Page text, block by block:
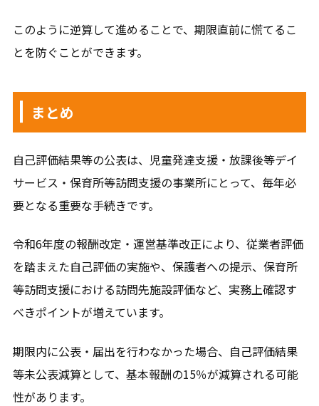
このように逆算して進めることで、期限直前に慌てるこ
とを防ぐことができます。
まとめ
自己評価結果等の公表は、児童発達支援・放課後等デイ
サービス・保育所等訪問支援の事業所にとって、毎年必
要となる重要な手続きです。
令和6年度の報酬改定・運営基準改正により、従業者評価
を踏まえた自己評価の実施や、保護者への提示、保育所
等訪問支援における訪問先施設評価など、実務上確認す
べきポイントが増えています。
期限内に公表・届出を行わなかった場合、自己評価結果
等未公表減算として、基本報酬の15％が減算される可能
性があります。